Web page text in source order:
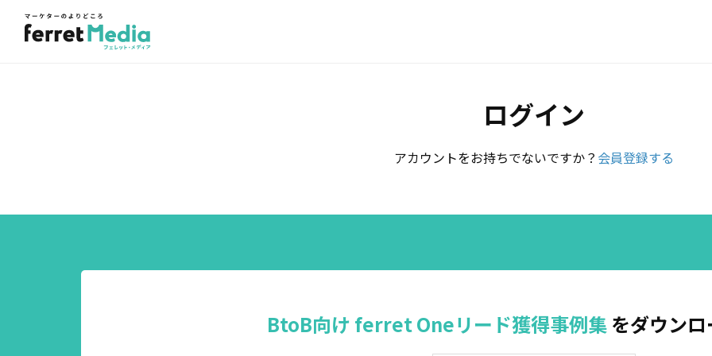
ログイン
アカウントをお持ちでないですか？ 会員登録する
BtoB向け ferret Oneリード獲得事例集をダウンロ